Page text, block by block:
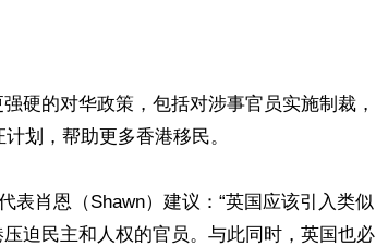
硬的对华政策，包括对涉事官员实施制裁，
划，帮助更多香港移民。
表肖恩（Shawn）建议：“英国应该引入类似
迫民主和人权的官员。与此同时，英国也必